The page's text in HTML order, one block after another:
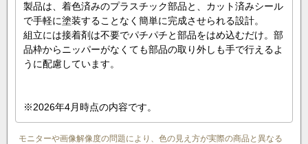
製品は、着色済みのプラスチック部品と、カット済みシール
で手軽に塗装することなく簡単に完成させられる設計。
組立には接着剤は不要でパチパチと部品をはめ込むだけ。部
品枠からニッパーがなくても部品の取り外しも手で行えるよ
うに配慮しています。
※2026年4月時点の内容です。
モニターや画像解像度の問題により、色の見え方が実際の商品と異なる